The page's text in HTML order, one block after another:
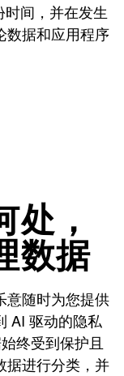
间，并在发生
数据和应用程序
处，
数据
意随时为您提供
AI 驱动的隐私
终受到保护且
据进行分类，并